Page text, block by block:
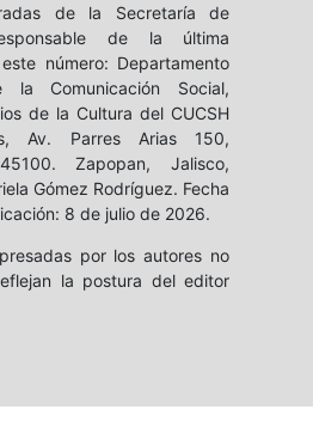
de la Secretaría de
de la última
número: Departamento
Comunicación Social,
de la Cultura del CUCSH
Av. Parres Arias 150,
Zapopan, Jalisco,
Gómez Rodríguez. Fecha
8 de julio de 2026.
por los autores no
la postura del editor